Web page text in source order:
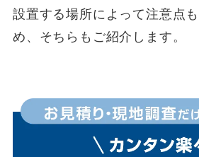
設置する場所によって注意点
め、そちらもご紹介します。